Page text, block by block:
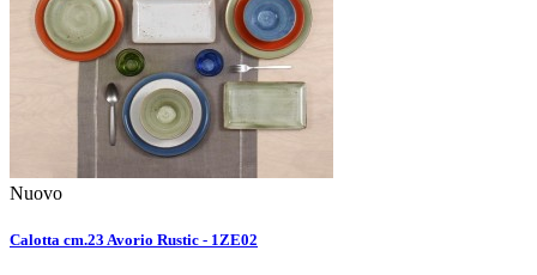
Nuovo
Calotta cm.23 Avorio Rustic - 1ZE02